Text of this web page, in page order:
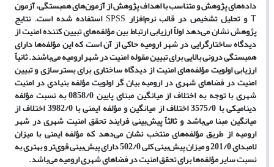
داده‌های پژوهش و متناسب با اهداف پژوهش از آزمون‌های همبستگی، آزمون
T و تحلیل تشخیص در قالب نرم‌افزار SPSS استفاده شده است. نتایج
پژوهش نشان می‌دهد اولاً ارزیابی ارتباط بین مؤلفه‌های تبیین کننده امنیت از
دیدگاه ساختارگرایی در شهر ارومیه حاکی از آن است که این مؤلفه‌ها دارای
همبستگی درونی بالایی برای تبیین مقوله امنیت در شهر ارومیه می‌باشند. ثانیاً
ارزیابی اولویت مؤلفه‌های امنیت از دیدگاه ساختاری برای بسترسازی و تبیین
امنیت در فضاهای شهری در ارومیه بیان گر اولویت مؤلفه بنیادی در امنیت
شهری با توجه به اختلاف از میانگین مبنای پایین 0858/0 به نسبت مؤلفه
دینامیکی با 3575/0 اختلاف از میانگین و مؤلفه ایمنی با 3982/0 اختلاف از
میانگین مبنا می‌باشد و ثالثاً پیش‌بینی فرایند تحقق امنیت شهری در شهر
ارومیه از طریق مؤلفه‌های منتخب نشان می‌دهد که مؤلفه ایمنی با میزان
لامبدای 201/0 و میزان پیش‌بینی کلی 502/0 دارای پیش‌بینی قوی‌تر و بهتری به
نسبت سایر مؤلفه‌ها برای تحقق امنیت در فضاهای شهری ارومیه می‌باشد.